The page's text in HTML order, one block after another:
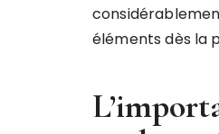
éléments dès la